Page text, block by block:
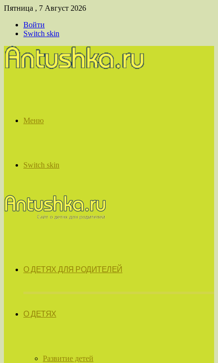
Пятница , 7 Август 2026
Войти
Switch skin
Меню
Switch skin
О ДЕТЯХ ДЛЯ РОДИТЕЛЕЙ
О ДЕТЯХ
Развитие детей